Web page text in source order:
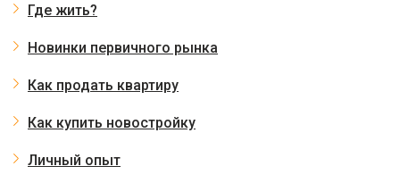
Где жить?
Новинки первичного рынка
Как продать квартиру
Как купить новостройку
Личный опыт